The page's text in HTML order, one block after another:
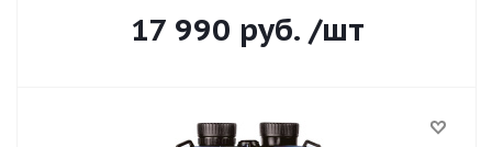
17 990 руб. /шт